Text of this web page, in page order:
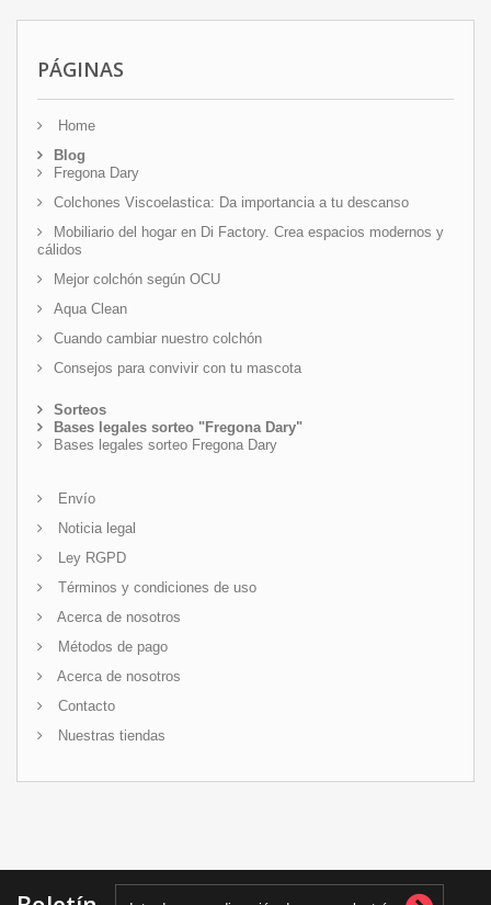
PÁGINAS
Home
Blog
Fregona Dary
Colchones Viscoelastica: Da importancia a tu descanso
Mobiliario del hogar en Di Factory. Crea espacios modernos y
cálidos
Mejor colchón según OCU
Aqua Clean
Cuando cambiar nuestro colchón
Consejos para convivir con tu mascota
Sorteos
Bases legales sorteo "Fregona Dary"
Bases legales sorteo Fregona Dary
Envío
Noticia legal
Ley RGPD
Términos y condiciones de uso
Acerca de nosotros
Métodos de pago
Acerca de nosotros
Contacto
Nuestras tiendas